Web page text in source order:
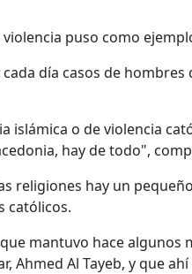
puso como
día casos de
islámica o de violencia
hay de todo",
religiones hay un
católicos.
mantuvo hace algunos
Ahmed Al Tayeb, y que